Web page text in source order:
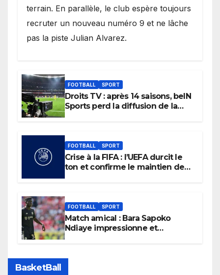
terrain. En parallèle, le club espère toujours
recruter un nouveau numéro 9 et ne lâche
pas la piste Julian Alvarez.
FOOTBALL SPORT
Droits TV : après 14 saisons, beIN
Sports perd la diffusion de la
FOOTBALL SPORT
Crise à la FIFA : l’UEFA durcit le
ton et confirme le maintien de
FOOTBALL SPORT
Match amical : Bara Sapoko
Ndiaye impressionne et
BasketBall